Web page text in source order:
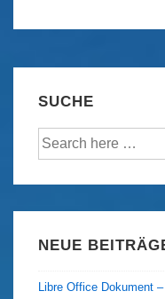
Xenia
mit
leichtem
Chiligeschmack
SUCHE
Suche
NEUE
Libre Office Dokument